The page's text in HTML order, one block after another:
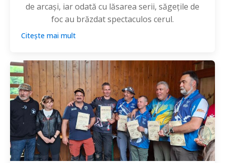
de arcași, iar odată cu lăsarea serii, săgețile de
foc au brăzdat spectaculos cerul.
Citește mai mult